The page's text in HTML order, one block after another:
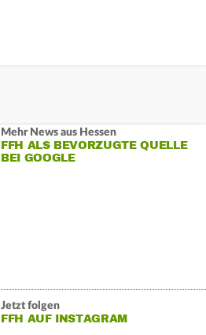
Mehr News aus Hessen
FFH ALS BEVORZUGTE QUELLE
BEI GOOGLE
Jetzt folgen
FFH AUF INSTAGRAM